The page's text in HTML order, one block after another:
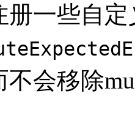
册一些自
会移除